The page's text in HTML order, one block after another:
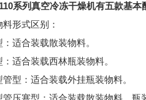
系列真空冷冻干燥机有五款基
形式区别：
适合装载散装物料。
适合装载西林瓶装物料。
型：适合装载外挂瓶装物料。
管压塞型：适合装载散装物料、瓶